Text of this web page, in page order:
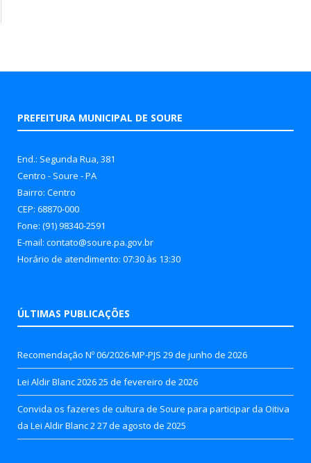
PREFEITURA MUNICIPAL DE SOURE
End.: Segunda Rua, 381
Centro - Soure - PA
Bairro: Centro
CEP: 68870-000
Fone: (91) 98340-2591
E-mail: contato@soure.pa.gov.br
Horário de atendimento: 07:30 às 13:30
ÚLTIMAS PUBLICAÇÕES
Recomendação Nº 06/2026-MP-PJS 29 de junho de 2026
Lei Aldir Blanc 202625 de fevereiro de 2026
Convida os fazeres de cultura de Soure para participar da Oitiva
da Lei Aldir Blanc 2 27 de agosto de 2025